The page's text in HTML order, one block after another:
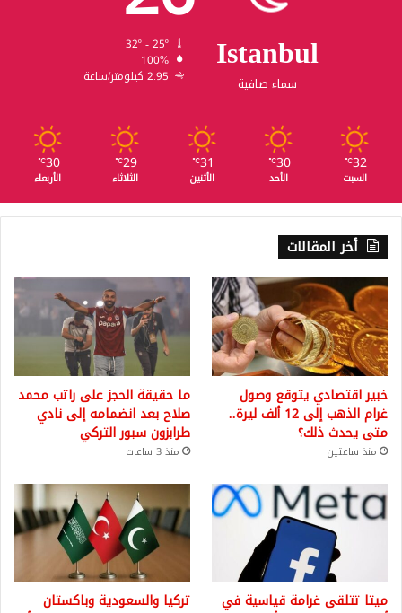
Istanbul
سماء صافية
100%
2.95 كيلومتر/ساعة
32
℃
السبت
30
℃
الأحد
31
℃
الأثنين
29
℃
الثلاثاء
30
℃
الأربعاء
أخر المقالات
خبير اقتصادي يتوقع وصول
غرام الذهب إلى 12 ألف ليرة..
متى يحدث ذلك؟
منذ ساعتين
ما حقيقة الحجز على راتب محمد
صلاح بعد انضمامه إلى نادي
طرابزون سبور التركي
منذ 3 ساعات
ميتا تتلقى غرامة قياسية في تركيا والسعودية وباكستان